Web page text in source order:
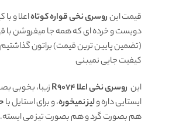
قیمت اینروسری نخی قواره کوتاهاعلا و
دویست و خرده ای که همه جا میفروشن با
(تضمین پایین ترین قیمت) براتون
کیفیت جایی نمیبنی
این روسری نخی اعلا R9074
زیبا، بخوبی
ایستایی داره ولیز نمیخوره، و برای استایل با
هم بصورت گرد و هم بصورت تیز می ایسته.